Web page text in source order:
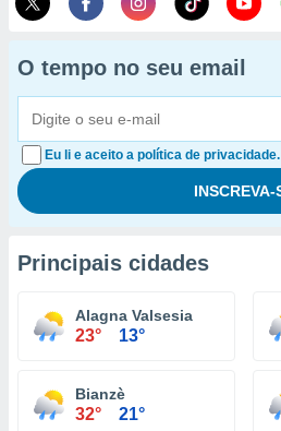
O tempo no seu email
Eu li e aceito a política de privacidade.
Principais cidades
Alagna Valsesia
23° 13°
Bianzè
32° 21°